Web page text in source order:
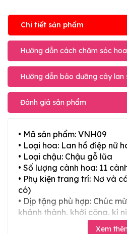
Chi tiết sản phẩm
Hướng dẫn cách chăm sóc
Hướng dẫn bảo dưỡng cây lan
Đánh giá sản phẩm
• Mã sản phẩm: VNH09
• Loại hoa: Lan hồ điệp nữ
• Loại chậu: Chậu gỗ lũa
• Số lượng cành hoa: 11
• Phụ kiện trang trí: Nơ và
có)
• Dịp tặng phù hợp: Chúc
khánh thành, khởi công, kỉ
thọ, mừng cưới, tân gia và
Xem